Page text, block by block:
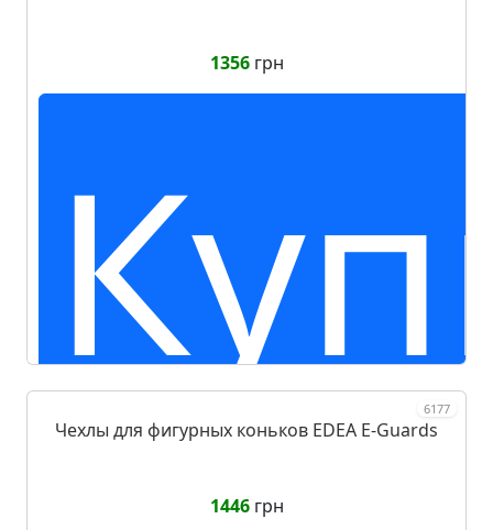
1356грн
6177
Чехлы для фигурных коньков EDEA E-Guards
1446грн